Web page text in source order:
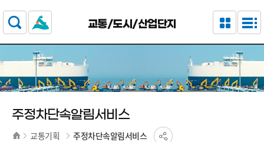
주요 메뉴로 건너뛰기
본문으로가기
교통/도시/산업단지
주정차단속알림서비스
교통기획 주정차단속알림서비스